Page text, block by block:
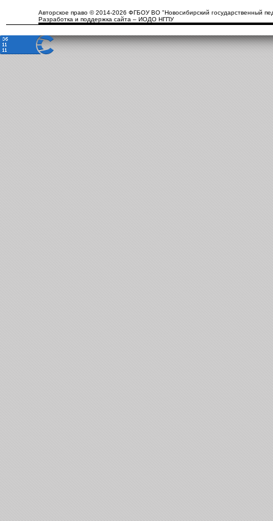
Авторское право © 2014-2026 ФГБОУ ВО "Новосибирский государственный
Разработка и поддержка сайта – ИОДО НГПУ